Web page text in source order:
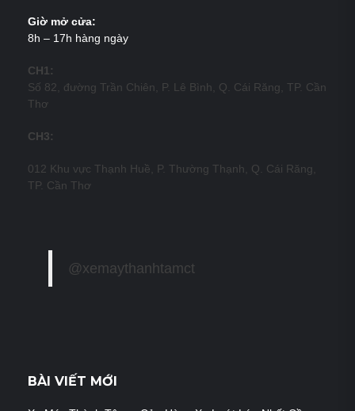
Giờ mở cửa:
8h – 17h hàng ngày
CH1:
Số 82, đường Trần Chiên, P. Lê Bình, Q. Cái Răng, TP. Cần
Thơ
CH3:
012 Khu vực Thạnh Huề, P. Thường Thạnh, Q. Cái Răng,
TP. Cần Thơ
@xemaythanhtamct
BÀI VIẾT MỚI